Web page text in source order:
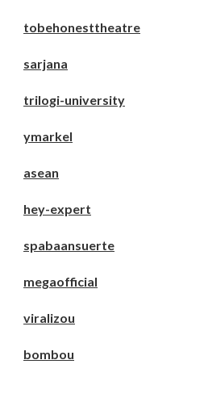
tobehonesttheatre
sarjana
trilogi-university
ymarkel
asean
hey-expert
spabaansuerte
megaofficial
viralizou
bombou